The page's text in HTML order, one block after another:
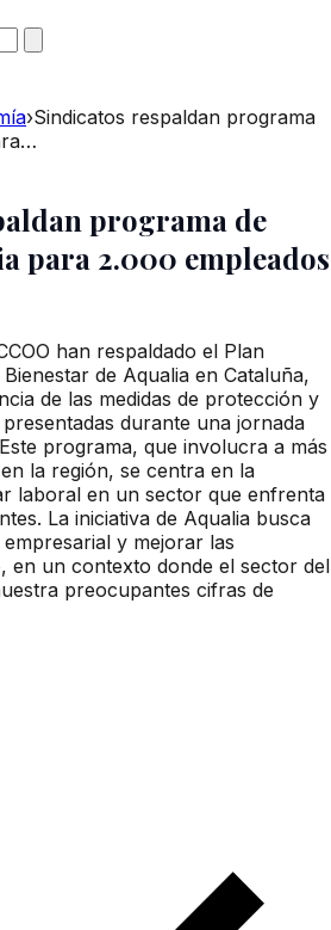
›Sindicatos respaldan programa
programa de
para 2.000 empleados
han respaldado el Plan
de Aqualia en Cataluña,
de las medidas de protección y
durante una jornada
programa, que involucra a más
la región, se centra en la
laboral en un sector que enfrenta
La iniciativa de Aqualia busca
y mejorar las
en un contexto donde el sector del
preocupantes cifras de